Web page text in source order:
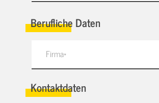
Berufliche Daten
Kontaktdaten